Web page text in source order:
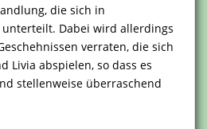
die sich in
unterteilt. Dabei wird allerdings
verraten, die sich
Livia abspielen, so dass es
stellenweise überraschend